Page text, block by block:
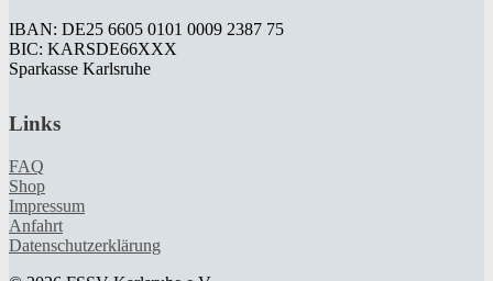
IBAN: DE25 6605 0101 0009 2387 75
BIC: KARSDE66XXX
Sparkasse Karlsruhe
Links
FAQ
Shop
Impressum
Anfahrt
Datenschutzerklärung